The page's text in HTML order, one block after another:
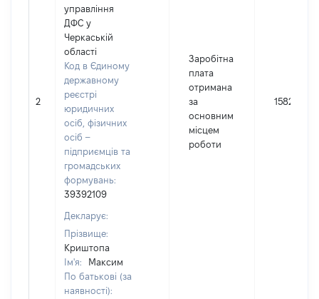
2
управління
ДФС у
Черкаській
області
Код в Єдиному
державному
реєстрі
юридичних
осіб, фізичних
осіб –
підприємців та
громадських
формувань:
39392109
Декларує:
Прізвище:
Криштопа
Ім'я:
Максим
По батькові (за
наявності):
Заробітна
плата
отримана
за
основним
місцем
роботи
15825